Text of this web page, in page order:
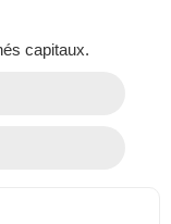
capitaux.